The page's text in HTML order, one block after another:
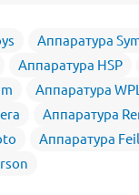
Аппаратура
Аппаратура HSP
Аппаратура WPL
Аппаратура
Аппаратура